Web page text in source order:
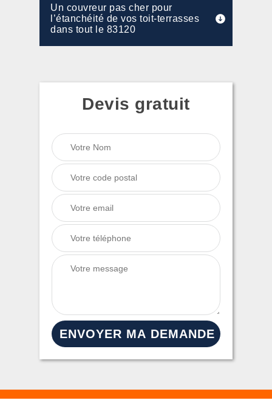
Un couvreur pas cher pour
l’étanchéité de vos toit-terrasses
dans tout le 83120
Devis gratuit